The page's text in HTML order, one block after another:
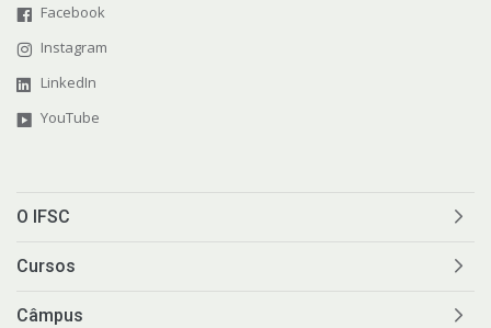
Facebook
Instagram
LinkedIn
YouTube
O IFSC
Cursos
Câmpus